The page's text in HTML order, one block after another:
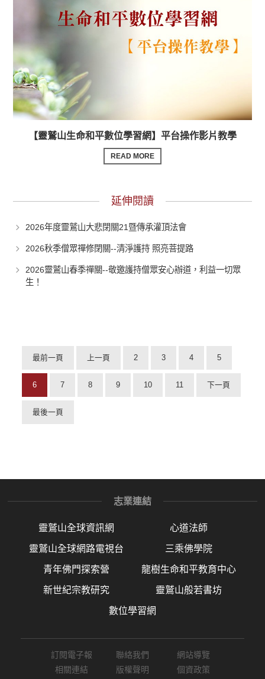
【靈鷲山生命和平數位學習網】平台操作影片教學
READ MORE
延伸閱讀
2026年度靈鷲山大悲閉關21暨傳承灌頂法會
2026秋季僧眾禪修閉關--清淨護持 照亮菩提路
2026靈鷲山春季禪關--敬邀護持僧眾安心辦道，利益一切眾
生！
最前一頁 上一頁 2 3 4 5
6 7 8 9 10 11 下一頁
最後一頁
志業連結
靈鷲山全球資訊網 心道法師
靈鷲山全球網路電視台 三乘佛學院
青年佛門探索營 龍樹生命和平教育中心
新世紀宗教研究 靈鷲山般若書坊
數位學習網
訂閱電子報 聯絡我們
網站導覽
相關連結
版權聲明 個資政策